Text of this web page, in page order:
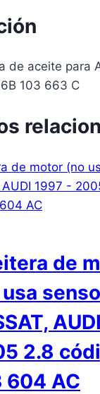
de aceite para
103 663 C
de
2.8
604 AC